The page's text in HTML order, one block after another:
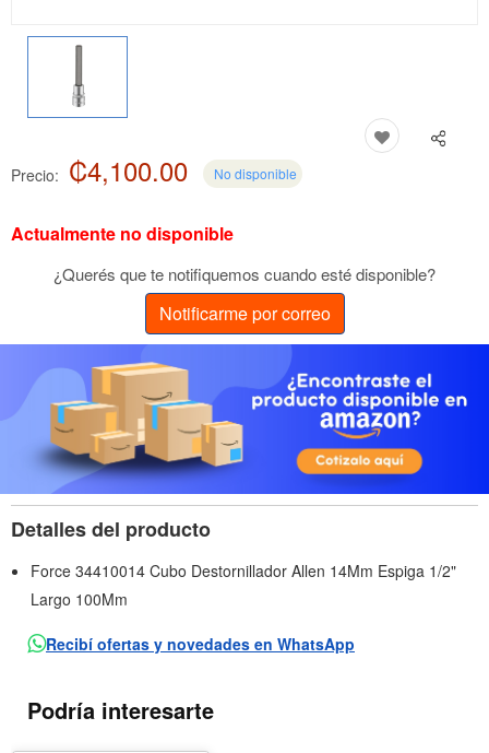
Precio: ₡4,100.00 No disponible
Actualmente no disponible
¿Querés que te notifiquemos cuando esté disponible?
Notificarme por correo
Detalles del producto
Force 34410014 Cubo Destornillador Allen 14Mm Espiga 1/2"
Largo 100Mm
Recibí ofertas y novedades en WhatsApp
Podría interesarte